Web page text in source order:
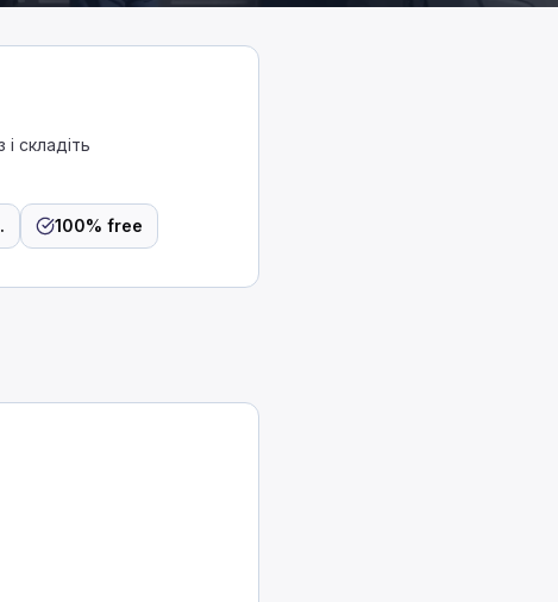
складіть
100% free
Єдиний випадок, коли можна не дотримуватися